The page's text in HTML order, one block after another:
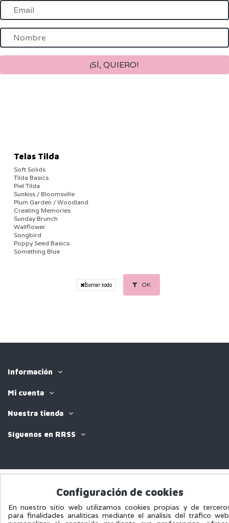
Telas Tilda
Soft Solids
Tilda Basics
Piel Tilda
Sunkiss / Bloomsville
Plum Garden / Woodland
Creating Memories
Sunday Brunch
Wallflower
Songbird
Poppy Seed Basics
Something Blue
Borrar todo OK
Información
Mi cuenta
Nuestra tienda
Síguenos en RRSS
Configuración de cookies
En nuestro sitio web utilizamos cookies propias y de
para finalidades analíticas mediante el análisis del tráfico